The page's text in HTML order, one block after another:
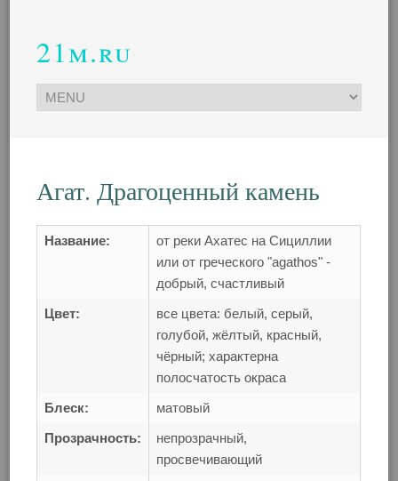
21m.ru
Агат. Драгоценный камень
Название:
от реки Ахатес на Сициллии
или от греческого "agathos" -
добрый, счастливый
Цвет:
все цвета: белый, серый,
голубой, жёлтый, красный,
чёрный; характерна
полосчатость окраса
Блеск:
матовый
Прозрачность:
непрозрачный,
просвечивающий